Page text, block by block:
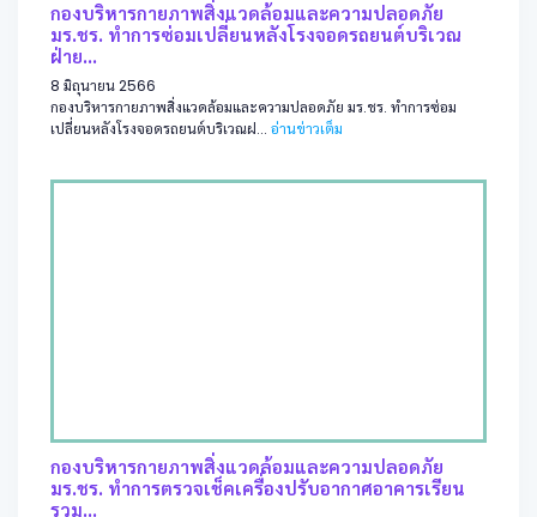
กองบริหารกายภาพสิ่งแวดล้อมและความปลอดภัย
มร.ชร. ทำการซ่อมเปลี่ยนหลังโรงจอดรถยนต์บริเวณ
ฝ่าย...
8 มิถุนายน 2566
กองบริหารกายภาพสิ่งแวดล้อมและความปลอดภัย มร.ชร. ทำการซ่อม
เปลี่ยนหลังโรงจอดรถยนต์บริเวณฝ... อ่านข่าวเต็ม
กองบริหารกายภาพสิ่งแวดล้อมและความปลอดภัย
มร.ชร. ทำการตรวจเช็คเครื่องปรับอากาศอาคารเรียน
รวม...